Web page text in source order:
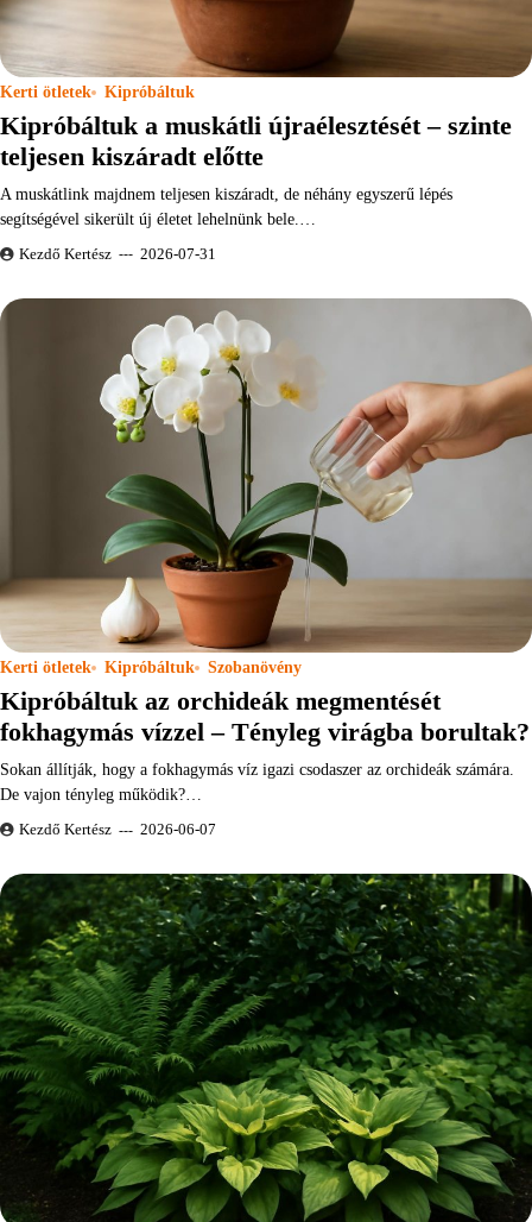
Kerti ötletek Kipróbáltuk
Kipróbáltuk a muskátli újraélesztését – szinte
teljesen kiszáradt előtte
A muskátlink majdnem teljesen kiszáradt, de néhány egyszerű lépés
segítségével sikerült új életet lehelnünk bele.…
Kezdő Kertész 2026-07-31
Kerti ötletek Kipróbáltuk Szobanövény
Kipróbáltuk az orchideák megmentését
fokhagymás vízzel – Tényleg virágba borultak?
Sokan állítják, hogy a fokhagymás víz igazi csodaszer az orchideák számára.
De vajon tényleg működik?…
Kezdő Kertész 2026-06-07